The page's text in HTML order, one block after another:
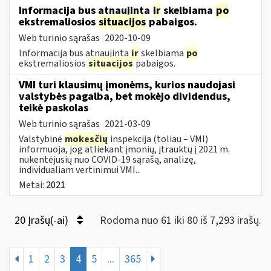
Informacija bus atnaujinta ir skelbiama po
ekstremaliosios situacijos pabaigos.
Web turinio sąrašas 2020-10-09
Informacija bus atnaujinta irskelbiama po
ekstremaliosios situacijospabaigos.
VMI turi klausimų įmonėms, kurios naudojasi
valstybės pagalba, bet mokėjo dividendus,
teikė paskolas
Web turinio sąrašas 2021-03-09
Valstybinė mokesčių inspekcija (toliau – VMI)
informuoja, jog atliekant įmonių, įtrauktų į 2021 m.
nukentėjusių nuo COVID-19 sąrašą, analizę,
individualiam vertinimui VMI...
Metai: 2021
20 Įrašų(-ai) Rodoma nuo 61 iki 80 iš 7,293 irašų.
1 2 3 4 5 ... 365